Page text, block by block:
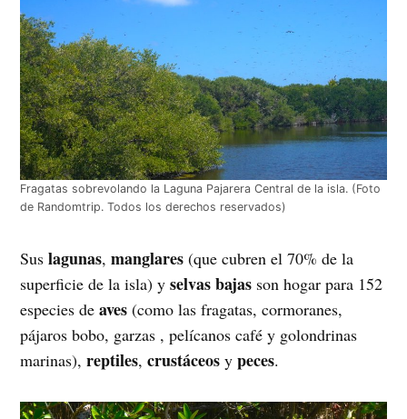
Fragatas sobrevolando la Laguna Pajarera Central de la isla. (Foto
de Randomtrip. Todos los derechos reservados)
Suslagunas,manglares (que cubren el 70% de la
superficie de la isla) yselvas bajas son hogar para 152
especies deaves (como las fragatas, cormoranes,
pájaros bobo, garzas , pelícanos café y golondrinas
marinas),reptiles,crustáceos ypeces.